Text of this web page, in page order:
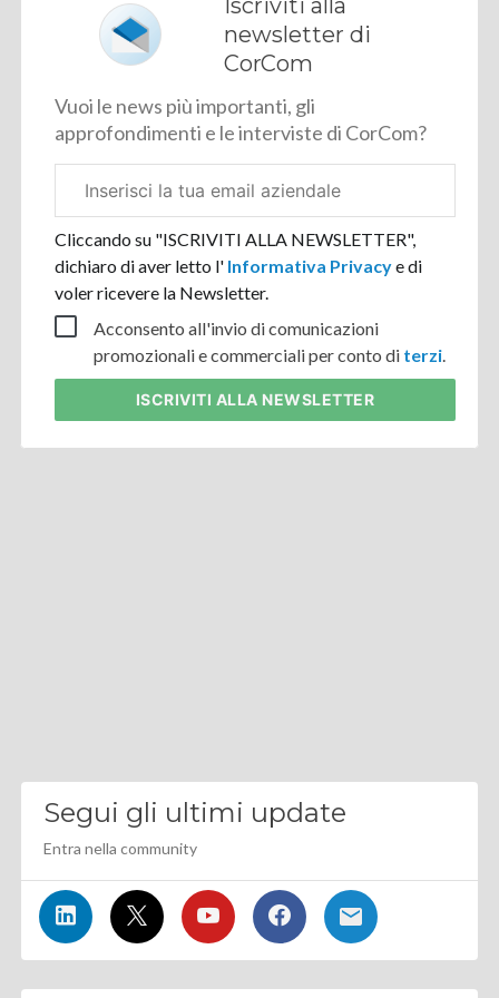
Iscriviti alla
newsletter di
CorCom
Vuoi le news più importanti, gli
approfondimenti e le interviste di CorCom?
aziendale
Cliccando su "ISCRIVITI ALLA NEWSLETTER",
dichiaro di aver letto l' Informativa Privacye di
voler ricevere la Newsletter.
Acconsento all'invio di comunicazioni
promozionali e commerciali per conto di terzi.
ISCRIVITI ALLA NEWSLETTER
Segui gli ultimi update
Entra nella community